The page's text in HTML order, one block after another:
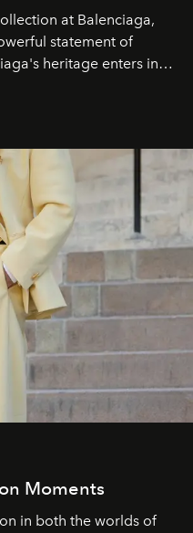
at Balenciaga,
statement of
heritage enters into
vision of fashion
Moments
in both the worlds of